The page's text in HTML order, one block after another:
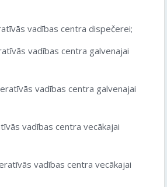
vadības centra dispečerei;
vadības centra galvenajai
vadības centra galvenajai
vadības centra vecākajai
vadības centra vecākajai